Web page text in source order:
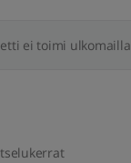
ei toimi ulkomailla